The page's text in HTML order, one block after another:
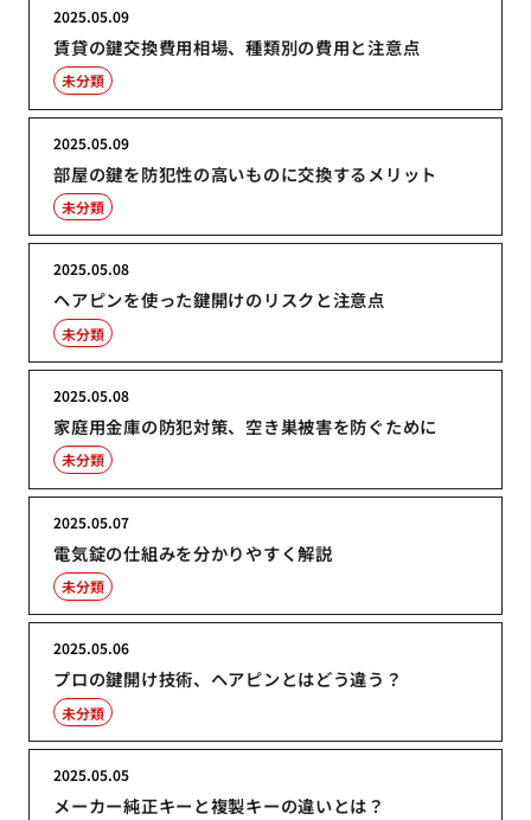
賃貸の鍵交換費用相場、種類別の費用と注意点
2025.05.09
未分類
部屋の鍵を防犯性の高いものに交換するメリット
2025.05.09
未分類
ヘアピンを使った鍵開けのリスクと注意点
2025.05.08
未分類
家庭用金庫の防犯対策、空き巣被害を防ぐために
2025.05.08
未分類
電気錠の仕組みを分かりやすく解説
2025.05.07
未分類
プロの鍵開け技術、ヘアピンとはどう違う？
2025.05.06
未分類
メーカー純正キーと複製キーの違いとは？
2025.05.05